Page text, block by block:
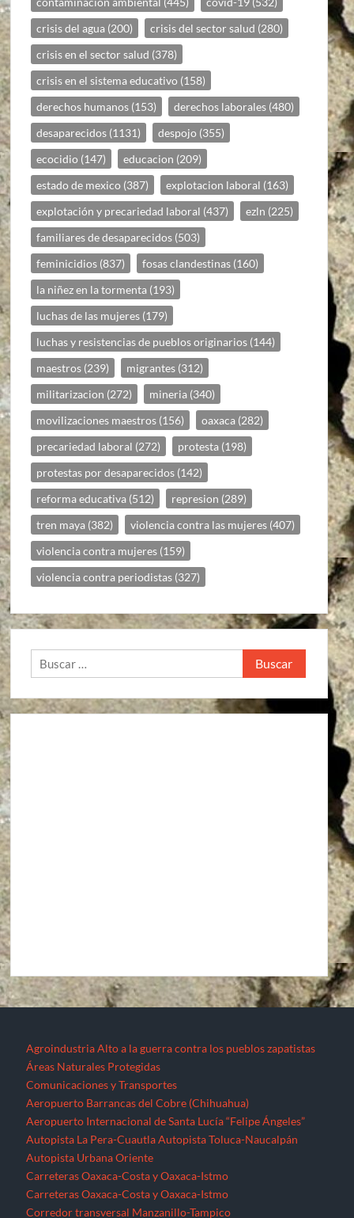
crisis del agua (200) crisis del sector salud (280)
crisis en el sector salud (378)
crisis en el sistema educativo (158)
derechos humanos (153) derechos laborales (480)
desaparecidos (1131) despojo (355)
ecocidio (147) educacion (209)
estado de mexico (387) explotacion laboral (163)
explotación y precariedad laboral (437) ezln (225)
familiares de desaparecidos (503)
feminicidios (837) fosas clandestinas (160)
la niñez en la tormenta (193)
luchas de las mujeres (179)
luchas y resistencias de pueblos originarios (144)
maestros (239) migrantes (312)
militarizacion (272) mineria (340)
movilizaciones maestros (156) oaxaca (282)
precariedad laboral (272) protesta (198)
protestas por desaparecidos (142)
reforma educativa (512) represion (289)
tren maya (382) violencia contra las mujeres (407)
violencia contra mujeres (159)
violencia contra periodistas (327)
Buscar:
Carreteras Oaxaca-Costa y Oaxaca-Istmo
Carreteras Oaxaca-Costa y Oaxaca-Istmo
Corredor transversal Manzanillo-Tampico
Nuevo Aeropuerto de la Ciudad de México (México)
Proyecto Cuyutlán-Puerto (Colima)
Supercarretera Mazatlán-Durango
ContactoCorredores industrialesDesaparecidos
Espejos de la resistenciaFeminicidios
Fracturación Hidráulica (Fracking)
Hidrocarburos
Gasoducto Jaltipan – Salina Cruz
Gasoducto Salina Cruz – TapachulaGasoducto Tuxpan – Tula
Proyecto Aceites Terciarios del Golfo (Veracruz y Puebla)